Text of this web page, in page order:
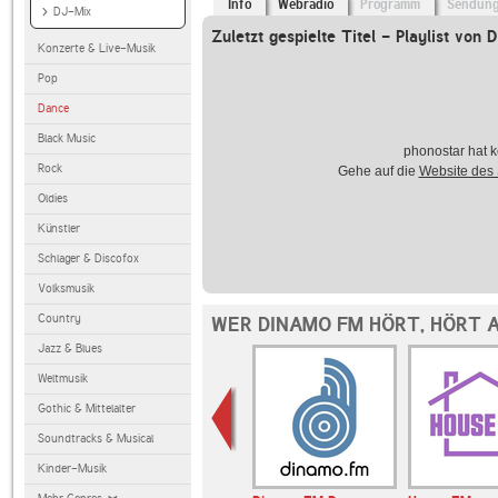
DJ-Mix
Konzerte & Live-Musik
Pop
Dance
Black Music
Rock
Oldies
Künstler
Schlager & Discofox
Volksmusik
Country
Jazz & Blues
Weltmusik
Gothic & Mittelalter
Soundtracks & Musical
Kinder-Musik
Info Webradio Programm
Zuletzt gespielte Titel - Playlist von
phonostar hat
Gehe auf die Website des
WER DINAMO FM HÖRT, HÖRT